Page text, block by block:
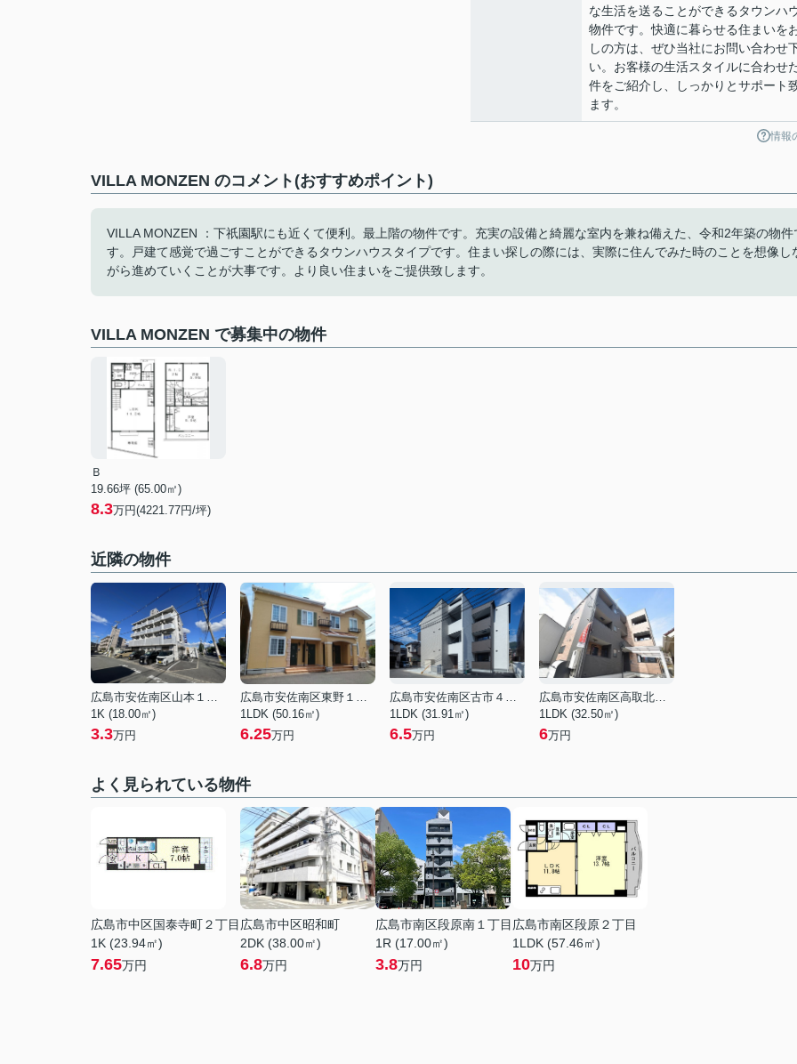
な生活を送ることができるタウンハ
物件です。快適に暮らせる住まいを
しの方は、ぜひ当社にお問い合わせ
い。お客様の生活スタイルに合わせ
件をご紹介し、しっかりとサポート
ます。
情報
VILLA MONZEN のコメント(おすすめポイント)
VILLA MONZEN ：下祇園駅にも近くて便利。最上階の物件です。充実の設備と綺麗な室内を兼ね備えた、令和2年築の物件
す。戸建て感覚で過ごすことができるタウンハウスタイプです。住まい探しの際には、実際に住んでみた時のことを想像し
がら進めていくことが大事です。より良い住まいをご提供致します。
VILLA MONZEN で募集中の物件
Ｂ
19.66坪 (65.00㎡)
8.3万円(4221.77円/坪)
近隣の物件
広島市安佐南区山本１丁目
1K (18.00㎡)
3.3万円
広島市安佐南区東野１丁目
1LDK (50.16㎡)
6.25万円
広島市安佐南区古市４丁目
1LDK (31.91㎡)
6.5万円
広島市安佐南区高取北３丁目
1LDK (32.50㎡)
6万円
よく見られている物件
広島市中区国泰寺町２丁目
1K (23.94㎡)
7.65万円
広島市中区昭和町
2DK (38.00㎡)
6.8万円
広島市南区段原南１丁目
1R (17.00㎡)
3.8万円
広島市南区段原２丁目
1LDK (57.46㎡)
10万円